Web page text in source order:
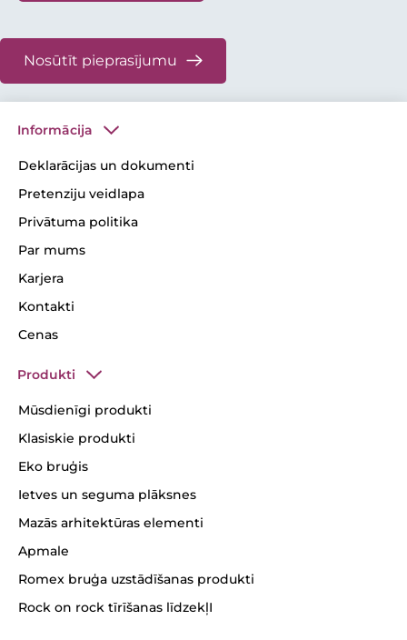
Nosūtīt pieprasījumu
Informācija
Deklarācijas un dokumenti
Pretenziju veidlapa
Privātuma politika
Par mums
Karjera
Kontakti
Cenas
Produkti
Mūsdienīgi produkti
Klasiskie produkti
Eko bruģis
Ietves un seguma plāksnes
Mazās arhitektūras elementi
Apmale
Romex bruģa uzstādīšanas produkti
Rock on rock tīrīšanas līdzekļI